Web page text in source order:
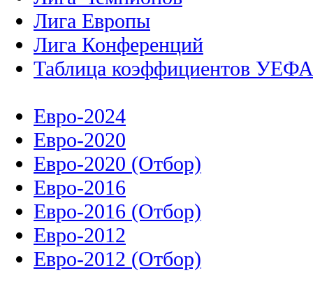
Лига Европы
Лига Конференций
Таблица коэффициентов УЕФА
Евро-2024
Евро-2020
Евро-2020 (Отбор)
Евро-2016
Евро-2016 (Отбор)
Евро-2012
Евро-2012 (Отбор)